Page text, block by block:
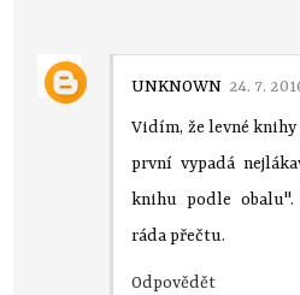
UNKNOWN 24. 7.
Vidím, že levné knihy
první vypadá
knihu podle
ráda přečtu.
Odpovědět